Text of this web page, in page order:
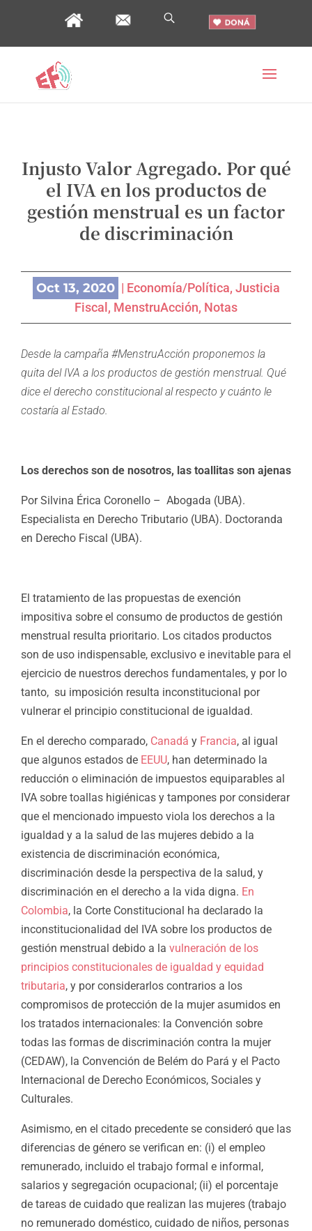
Injusto Valor Agregado. Por qué
el IVA en los productos de
gestión menstrual es un factor
de discriminación
Oct 13, 2020 | Economía/Política, Justicia
Fiscal , MenstruAcción, Notas
Desde la campaña #MenstruAcción proponemos la
quita del IVA a los productos de gestión menstrual. Qué
dice el derecho constitucional al respecto y cuánto le
costaría al Estado.
Los derechos son de nosotros, las toallitas son ajenas
Por Silvina Érica Coronello – Abogada (UBA).
Especialista en Derecho Tributario (UBA). Doctoranda
en Derecho Fiscal (UBA).
El tratamiento de las propuestas de exención
impositiva sobre el consumo de productos de gestión
menstrual resulta prioritario. Los citados productos
son de uso indispensable, exclusivo e inevitable para el
ejercicio de nuestros derechos fundamentales, y por lo
tanto, su imposición resulta inconstitucional por
vulnerar el principio constitucional de igualdad.
En el derecho comparado, Canadá y Francia, al igual
que algunos estados de EEUU, han determinado la
reducción o eliminación de impuestos equiparables al
IVA sobre toallas higiénicas y tampones por considerar
que el mencionado impuesto viola los derechos a la
igualdad y a la salud de las mujeres debido a la
existencia de discriminación económica,
discriminación desde la perspectiva de la salud, y
discriminación en el derecho a la vida digna. En
Colombia, la Corte Constitucional ha declarado la
inconstitucionalidad del IVA sobre los productos de
gestión menstrual debido a la vulneración de los
principios constitucionales de igualdad y equidad
tributaria, y por considerarlos contrarios a los
compromisos de protección de la mujer asumidos en
los tratados internacionales: la Convención sobre
todas las formas de discriminación contra la mujer
(CEDAW), la Convención de Belém do Pará y el Pacto
Internacional de Derecho Económicos, Sociales y
Culturales.
Asimismo, en el citado precedente se consideró que las
diferencias de género se verifican en: (i) el empleo
remunerado, incluido el trabajo formal e informal,
salarios y segregación ocupacional; (ii) el porcentaje
de tareas de cuidado que realizan las mujeres (trabajo
no remunerado doméstico, cuidado de niños, personas